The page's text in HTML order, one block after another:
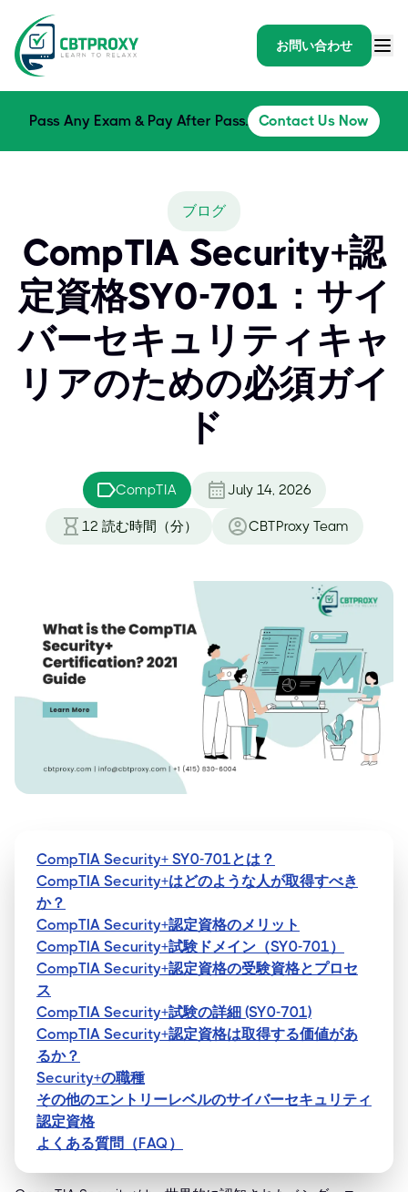
お問い合わせ
Pass Any Exam & Pay After Pass. Contact Us Now
ブログ
CompTIA Security+認
定資格SY0-701：サイ
バーセキュリティキャ
リアのための必須ガイ
ド
CompTIA July 14, 2026
12 読む時間（分） CBTProxy Team
CompTIA Security+ SY0-701とは？
CompTIA Security+はどのような人が取得すべき
か？
CompTIA Security+認定資格のメリット
CompTIA Security+試験ドメイン（SY0-701）
CompTIA Security+認定資格の受験資格とプロセ
ス
CompTIA Security+試験の詳細 (SY0-701)
CompTIA Security+認定資格は取得する価値があ
るか？
Security+の職種
その他のエントリーレベルのサイバーセキュリティ
認定資格
よくある質問（FAQ）